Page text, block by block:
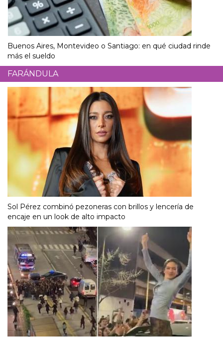
Buenos Aires, Montevideo o Santiago: en qué ciudad rinde
más el sueldo
FARÁNDULA
Sol Pérez combinó pezoneras con brillos y lencería de
encaje en un look de alto impacto